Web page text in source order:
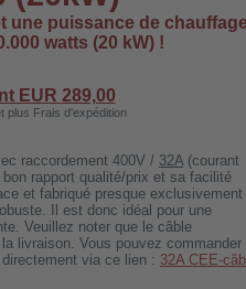
une puissance de
watts (20 kW) !
EUR 289,00
plus Frais d'expédition
raccordement 400V / 32A (courant
rapport qualité/prix et sa facilité
et fabriqué presque exclusivement
Il est donc idéal pour une
Veuillez noter que le câble
livraison. Vous pouvez commander
via ce lien : 32A CEE-